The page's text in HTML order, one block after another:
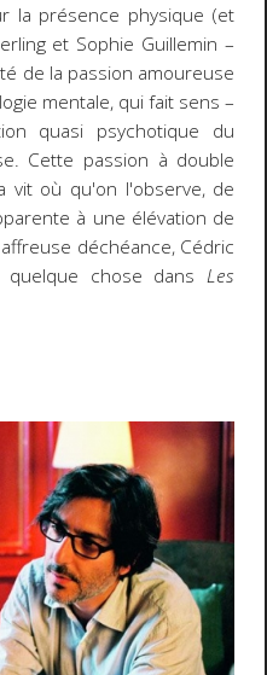
la présence physique (et
et Sophie Guillemin –
de la passion amoureuse
mentale, qui fait sens –
quasi psychotique du
Cette passion à double
vit où qu'on l'observe, de
à une élévation de
déchéance, Cédric
quelque chose dansLes